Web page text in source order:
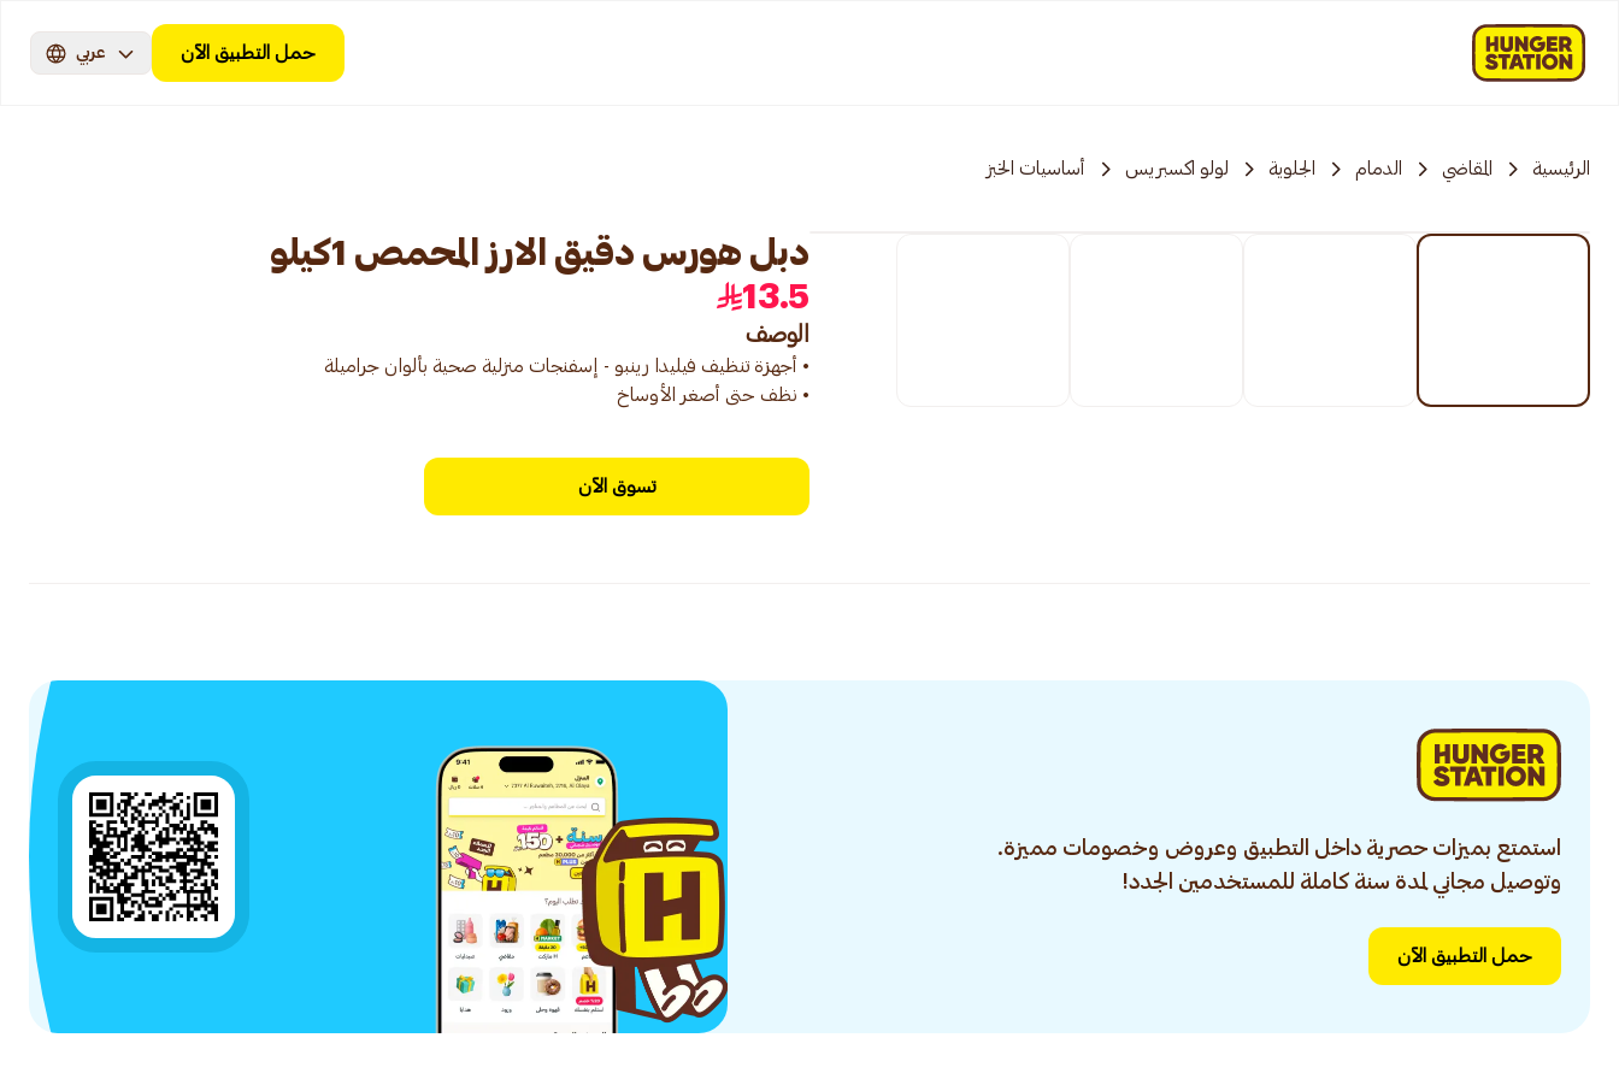
حمل التطبيق الآن عربي
الرئيسية المقاضي الدمام الجلوية لولو اكسبريس أساسيات الخبز
دبل هورس دقيق الارز المحمص 1كيلو
13.5
الوصف
• نظف حتى أصغر الأوساخ
تسوق الآن
استمتع بميزات حصرية داخل التطبيق وعروض وخصومات مميزة.
وتوصيل مجاني لمدة سنة كاملة للمستخدمين الجدد!
حمل التطبيق الآن